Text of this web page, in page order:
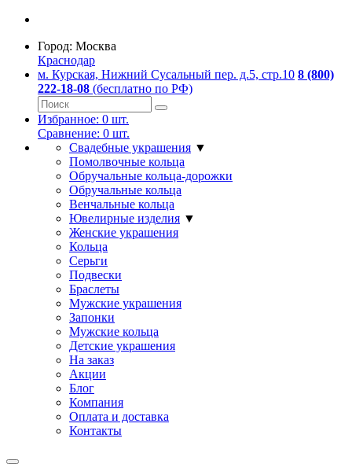
Город: Москва
Краснодар
м. Курская, Нижний Сусальный пер. д.5, стр.10 8 (800)
222-18-08 (бесплатно по РФ)
Избранное: 0 шт.
Сравнение: 0 шт.
Свадебные украшения ▼
Помолвочные кольца
Обручальные кольца-дорожки
Обручальные кольца
Венчальные кольца
Ювелирные изделия ▼
Женские украшения
Кольца
Серьги
Подвески
Браслеты
Мужские украшения
Запонки
Мужские кольца
Детские украшения
На заказ
Акции
Блог
Компания
Оплата и доставка
Контакты